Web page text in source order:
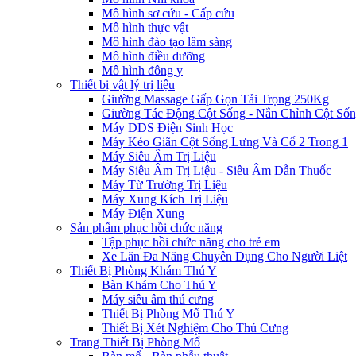
Mô hình sơ cứu - Cấp cứu
Mô hình thực vật
Mô hình đào tạo lâm sàng
Mô hình điều dưỡng
Mô hình đông y
Thiết bị vật lý trị liệu
Giường Massage Gấp Gọn Tải Trọng 250Kg
Giường Tác Động Cột Sống - Nắn Chỉnh Cột
Máy DDS Điện Sinh Học
Máy Kéo Giãn Cột Sống Lưng Và Cổ 2 Trong 1
Máy Siêu Âm Trị Liệu
Máy Siêu Âm Trị Liệu - Siêu Âm Dẫn Thuốc
Máy Từ Trường Trị Liệu
Máy Xung Kích Trị Liệu
Máy Điện Xung
Sản phẩm phục hồi chức năng
Tập phục hồi chức năng cho trẻ em
Xe Lăn Đa Năng Chuyên Dụng Cho Người Liệt
Thiết Bị Phòng Khám Thú Y
Bàn Khám Cho Thú Y
Máy siêu âm thú cưng
Thiết Bị Phòng Mổ Thú Y
Thiết Bị Xét Nghiệm Cho Thú Cưng
Trang Thiết Bị Phòng Mổ